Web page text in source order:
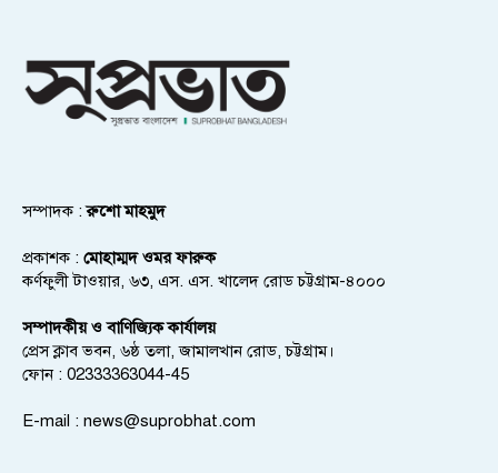
সম্পাদক :রুশো মাহমুদ
প্রকাশক : মোহাম্মদ ওমর ফারুক
কর্ণফুলী টাওয়ার, ৬৩, এস. এস. খালেদ রোড চট্টগ্রাম-৪০০০
সম্পাদকীয় ও বাণিজ্যিক কার্যালয়
প্রেস ক্লাব ভবন, ৬ষ্ঠ তলা, জামালখান রোড, চট্টগ্রাম।
ফোন : 02333363044-45
E-mail : news@suprobhat.com